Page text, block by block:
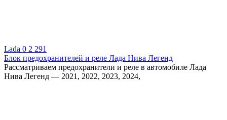
Lada 0 2 291
Блок предохранителей и реле Лада Нива Легенд
Рассматриваем предохранители и реле в автомобиле Лада
Нива Легенд — 2021, 2022, 2023, 2024,